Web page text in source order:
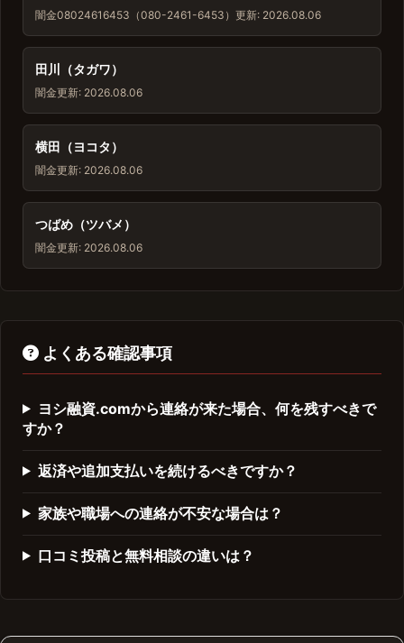
闇金08024616453（080-2461-6453） 更新: 2026.08.06
田川（タガワ）
闇金更新: 2026.08.06
横田（ヨコタ）
闇金更新: 2026.08.06
つばめ（ツバメ）
闇金更新: 2026.08.06
よくある確認事項
ヨシ融資.comから連絡が来た場合、何を残すべきで
すか？
返済や追加支払いを続けるべきですか？
家族や職場への連絡が不安な場合は？
口コミ投稿と無料相談の違いは？